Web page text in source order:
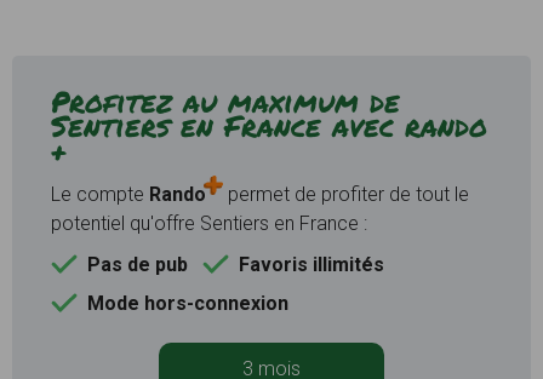
Profitez au maximum de
Sentiers en France avec rando
+
Le compte Rando
permet de profiter de tout le
potentiel qu'offre Sentiers en France :
Pas de pub
Favoris illimités
Mode hors-connexion
3 mois